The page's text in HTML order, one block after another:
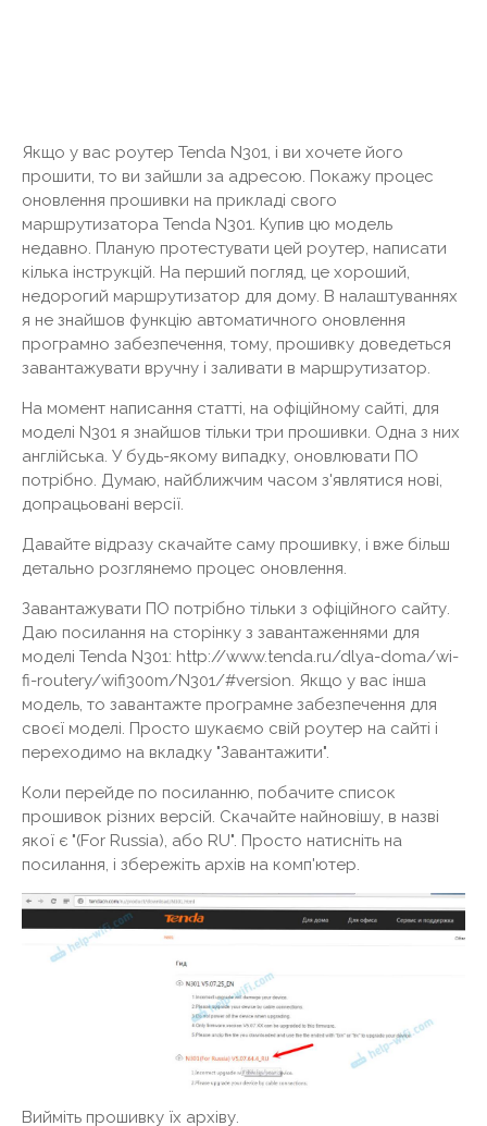
Якщо у вас роутер Tenda N301, і ви хочете його
прошити, то ви зайшли за адресою. Покажу процес
оновлення прошивки на прикладі свого
маршрутизатора Tenda N301. Купив цю модель
недавно. Планую протестувати цей роутер, написати
кілька інструкцій. На перший погляд, це хороший,
недорогий маршрутизатор для дому. В налаштуваннях
я не знайшов функцію автоматичного оновлення
програмно забезпечення, тому, прошивку доведеться
завантажувати вручну і заливати в маршрутизатор.
На момент написання статті, на офіційному сайті, для
моделі N301 я знайшов тільки три прошивки. Одна з них
англійська. У будь-якому випадку, оновлювати ПО
потрібно. Думаю, найближчим часом з'являтися нові,
допрацьовані версії.
Давайте відразу скачайте саму прошивку, і вже більш
детально розглянемо процес оновлення.
Завантажувати ПО потрібно тільки з офіційного сайту.
Даю посилання на сторінку з завантаженнями для
моделі Tenda N301: http://www.tenda.ru/dlya-doma/wi-
fi-routery/wifi300m/N301/#version. Якщо у вас інша
модель, то завантажте програмне забезпечення для
своєї моделі. Просто шукаємо свій роутер на сайті і
переходимо на вкладку "Завантажити".
Коли перейде по посиланню, побачите список
прошивок різних версій. Скачайте найновішу, в назві
якої є "(For Russia), або RU". Просто натисніть на
посилання, і збережіть архів на комп'ютер.
Вийміть прошивку їх архіву.